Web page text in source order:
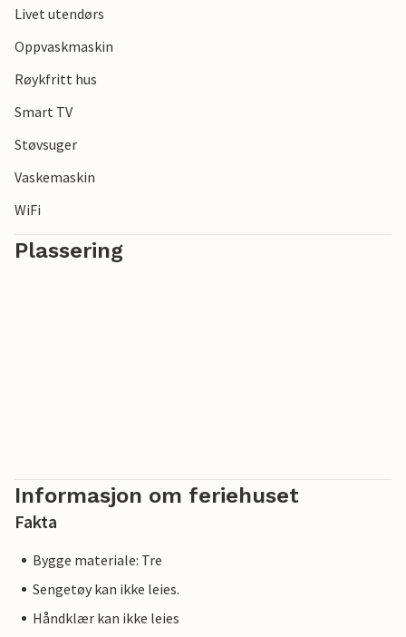
Livet utendørs
Oppvaskmaskin
Røykfritt hus
Smart TV
Støvsuger
Vaskemaskin
WiFi
Plassering
Informasjon om feriehuset
Fakta
Bygge materiale: Tre
Sengetøy kan ikke leies.
Håndklær kan ikke leies